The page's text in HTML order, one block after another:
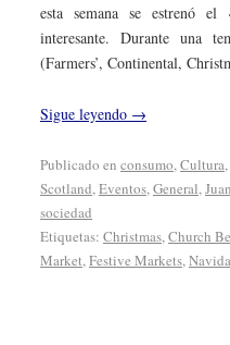
esta semana se estrenó el
interesante. Durante una
(Farmers’, Continental,
Sigue leyendo →
Publicado en consumo,Cultura,
Scotland,Eventos,General,
sociedad
Etiquetas: Christmas,Church
Market,Festive Markets,